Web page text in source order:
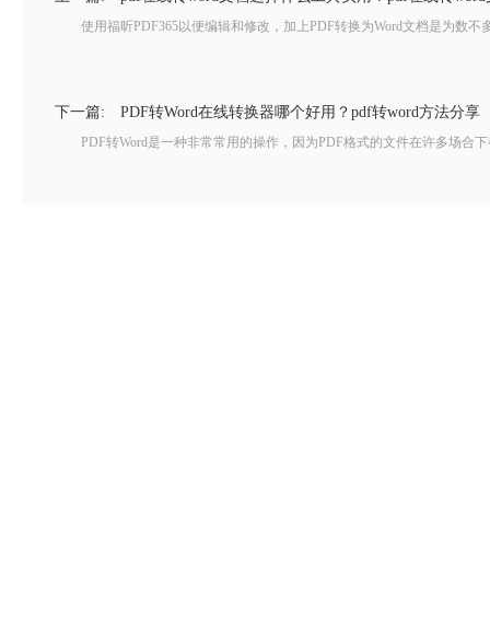
使用福昕PDF365以便编辑和修改，加上PDF转换为Word文档是为数不
下一篇: PDF转Word在线转换器哪个好用？pdf转word方法分享
PDF转Word是一种非常常用的操作，因为PDF格式的文件在许多场合